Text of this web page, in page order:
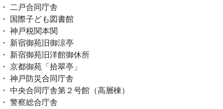
・ 二戸合同庁舎
・ 国際子ども図書館
・ 神戸税関本関
・ 新宿御苑旧御涼亭
・ 新宿御苑旧洋館御休所
・ 京都御苑「拾翠亭」
・ 神戸防災合同庁舎
・ 中央合同庁舎第２号館（高層棟）
・ 警察総合庁舎